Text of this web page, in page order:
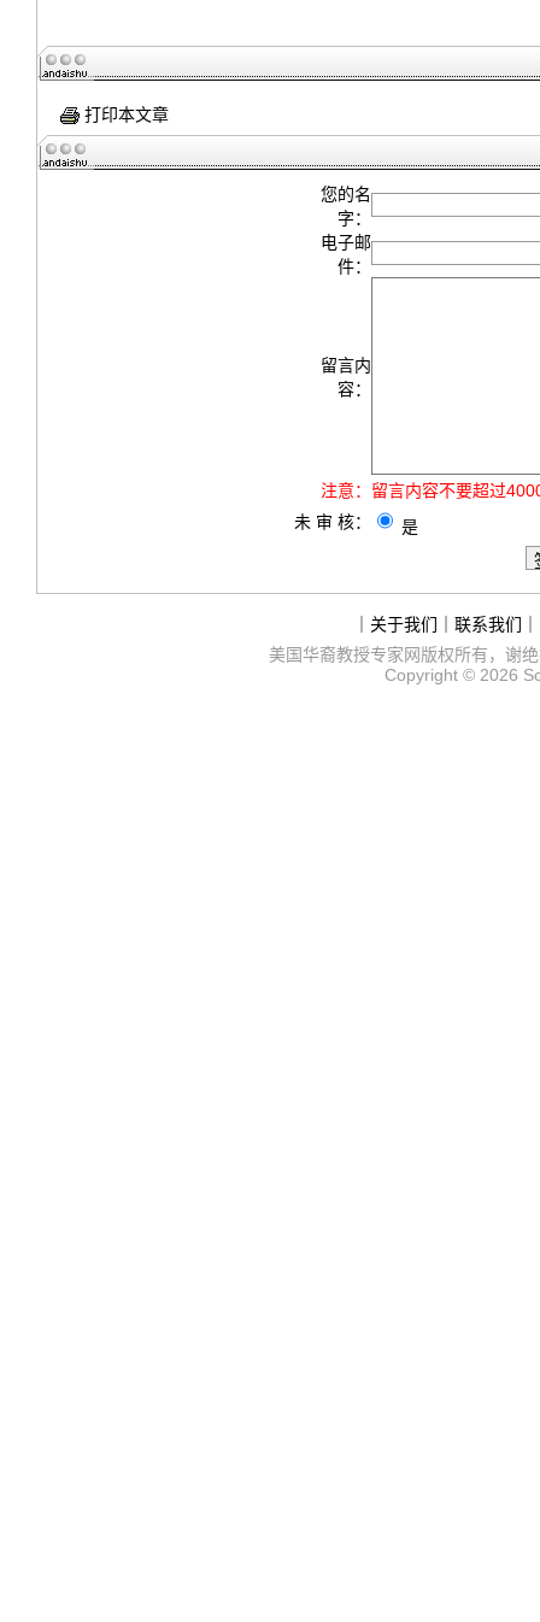
打印本文章
您的名
字：
电子邮
件：
留言内
容：
注意： 留言内容不要超过
未 审 核：
是
关于我们 联系我们
美国华裔教授专家网版权所有，谢
Copyright © 2026